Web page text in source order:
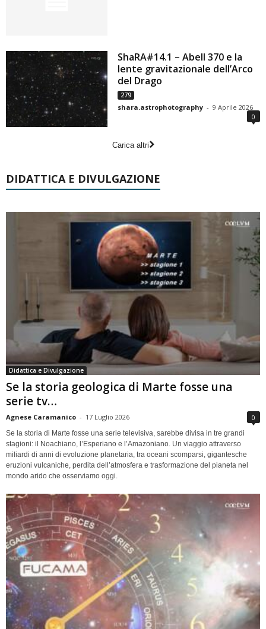
ShaRA#14.1 – Abell 370 e la
lente gravitazionale dell’Arco
del Drago
279
shara.astrophotography - 9 Aprile 2026
0
Carica altri
DIDATTICA E DIVULGAZIONE
Didattica e Divulgazione
Se la storia geologica di Marte fosse una
serie tv…
Agnese Caramanico - 17 Luglio 2026 0
Se la storia di Marte fosse una serie televisiva, sarebbe divisa in tre grandi
stagioni: il Noachiano, l’Esperiano e l’Amazoniano. Un viaggio attraverso
miliardi di anni di evoluzione planetaria, tra oceani scomparsi, gigantesche
eruzioni vulcaniche, perdita dell’atmosfera e trasformazione del pianeta nel
mondo arido che osserviamo oggi.